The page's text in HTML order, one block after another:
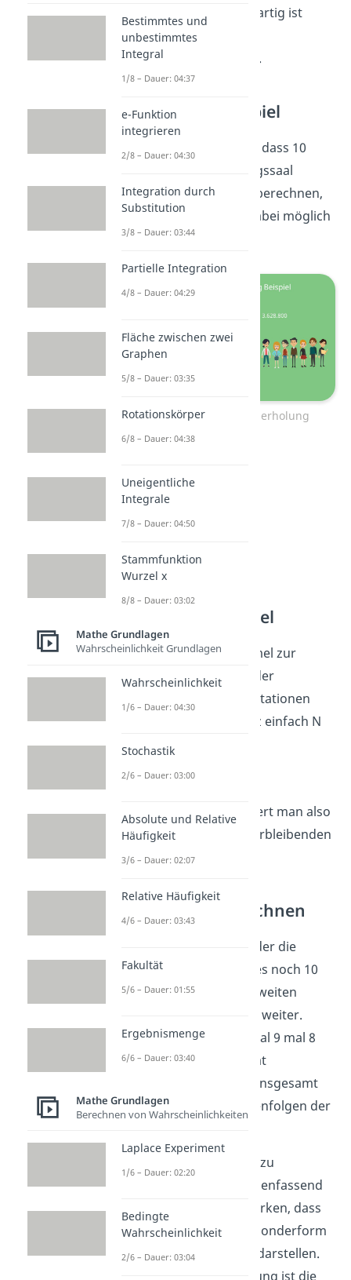
Objekt tatsächlich einzigartig ist
bezüglich seiner
Merkmalsausprägungen.
Permutation Beispiel
Ein Beispiel hierfür wäre, dass 10
Studenten den Vorlesungssaal
verlassen. Nun sollst du berechnen,
wie viele Reihenfolgen dabei möglich
sind.
Permutation ohne Wiederholung
Permutation Formel
Allgemein lautet die Formel zur
Berechnung der Anzahl der
Möglichkeiten bei Permutationen
ohne Wiederholung ganz einfach N
Fakultät:
Einfach gesagt multipliziert man also
einfach die Anzahl der verbleibenden
Möglichkeiten auf.
Permutation berechnen
Für den ersten Student, der die
Vorlesung verlässt, gibt es noch 10
Möglichkeiten. Für den zweiten
schon nur noch 9 und so weiter.
Insgesamt gibt also 10 mal 9 mal 8
mal 7 etc., also 10 Fakultät
Möglichkeiten. Das sind insgesamt
3.628.800 mögliche Reihenfolgen der
So, das wars auch schon zu
Permutationen! Zusammenfassend
musst du dir also nur merken, dass
Permutationen eine Art Sonderform
der Variationen mit
darstellen.
Im Falle einer Wiederholung ist die
Bestimmtes und
unbestimmtes
Integral
1/8 – Dauer: 04:37
e-Funktion
integrieren
2/8 – Dauer: 04:30
Integration durch
Substitution
3/8 – Dauer: 03:44
Partielle Integration
4/8 – Dauer: 04:29
Fläche zwischen zwei
Graphen
5/8 – Dauer: 03:35
Rotationskörper
6/8 – Dauer: 04:38
Uneigentliche
Integrale
7/8 – Dauer: 04:50
Stammfunktion
Wurzel x
8/8 – Dauer: 03:02
Mathe Grundlagen
Wahrscheinlichkeit Grundlagen
Wahrscheinlichkeit
1/6 – Dauer: 04:30
Stochastik
2/6 – Dauer: 03:00
Absolute und Relative
Häufigkeit
3/6 – Dauer: 02:07
Relative Häufigkeit
4/6 – Dauer: 03:43
Fakultät
5/6 – Dauer: 01:55
Ergebnismenge
6/6 – Dauer: 03:40
Mathe Grundlagen
Berechnen von Wahrscheinlichkeiten
Laplace Experiment
1/6 – Dauer: 02:20
Bedingte
Wahrscheinlichkeit
2/6 – Dauer: 03:04